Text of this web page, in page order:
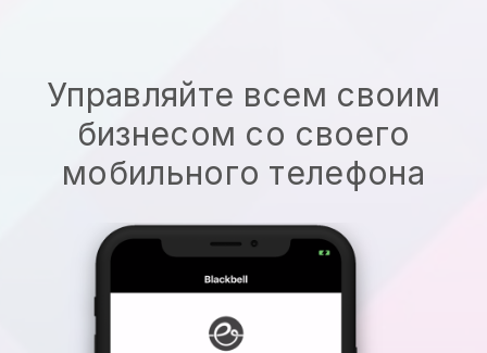
Управляйте всем своим
бизнесом со своего
мобильного телефона